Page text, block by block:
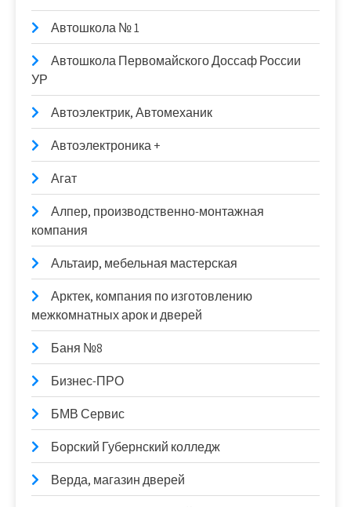
Автошкола № 1
Автошкола Первомайского Доссаф России
УР
Автоэлектрик, Автомеханик
Автоэлектроника +
Агат
Алпер, производственно-монтажная
компания
Альтаир, мебельная мастерская
Арктек, компания по изготовлению
межкомнатных арок и дверей
Баня №8
Бизнес-ПРО
БМВ Сервис
Борский Губернский колледж
Верда, магазин дверей